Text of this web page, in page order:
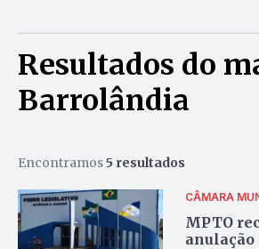
Resultados do
Barrolândia
Encontramos5 resultados
CÂMARA
MPTO
anulação